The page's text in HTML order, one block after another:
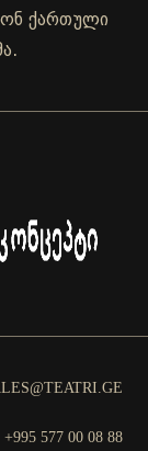
ქართული
+995 577 00 08 88